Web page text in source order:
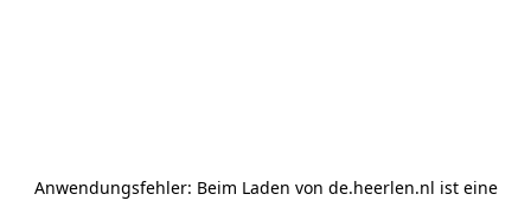
Anwendungsfehler: Beim Laden von de.heerlen.nl ist eine